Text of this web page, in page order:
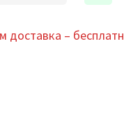
доставка –